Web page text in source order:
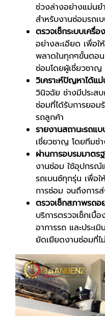
ช่วงล่างอย่างแม่นย
สำหรับงานซ่อมรถเ
ตรวจเช็กระบบเครื่
อย่างละเอียด เพื่อ
พลาดในทุกๆขั้นตอ
ซ่อมโดยผู้เชี่ยวชาญ
วิเคราะห์ปัญหาได้แ
วินิจฉัย ช่างมีประส
ซ่อมที่ได้รับการยอม
รถลูกค้า
รายงานสถานะรถแ
เชี่ยวชาญ โดยทีมช่
ผ่านการอบรมมาตร
งานซ่อม ใช้อุปกรณ์
รถเบนซ์ทุกรุ่น เพื่อ
การซ่อม จนถึงการ
ตรวจเช็กสภาพรถอ
บริการตรวจเช็กเบื้
อาการรถ และประเ
ยัดเยียดงานซ่อมที่ไ